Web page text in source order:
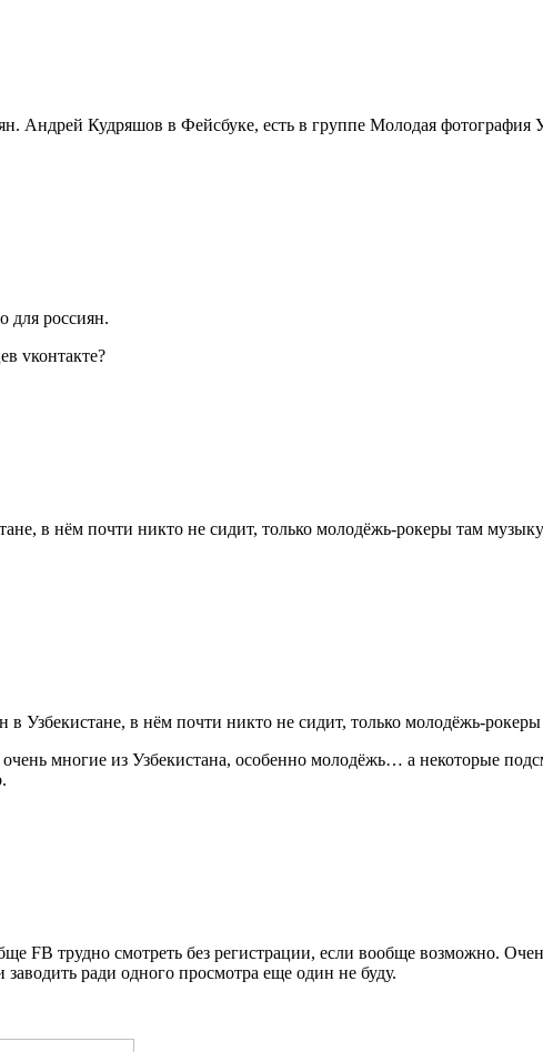
Андрей Кудряшов в Фейсбуке, есть в группе Молодая фотография
для россиян.
vконтакте?
в нём почти никто не сидит, только молодёжь-рокеры там
в Узбекистане, в нём почти никто не сидит, только молодёжь-
многие из Узбекистана, особенно молодёжь… а некоторые
FB трудно смотреть без регистрации, если вообще возможно.
заводить ради одного просмотра еще один не буду.